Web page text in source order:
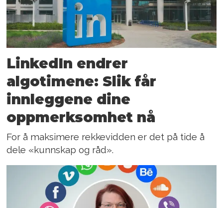
LinkedIn endrer
algotimene: Slik får
innleggene dine
oppmerksomhet nå
For å maksimere rekkevidden er det på tide å
dele «kunnskap og råd».